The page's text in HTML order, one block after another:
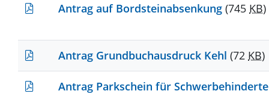
Antrag auf Bordsteinabsenkung (745 KB)
Antrag Grundbuchausdruck Kehl (72 KB)
Antrag Parkschein für